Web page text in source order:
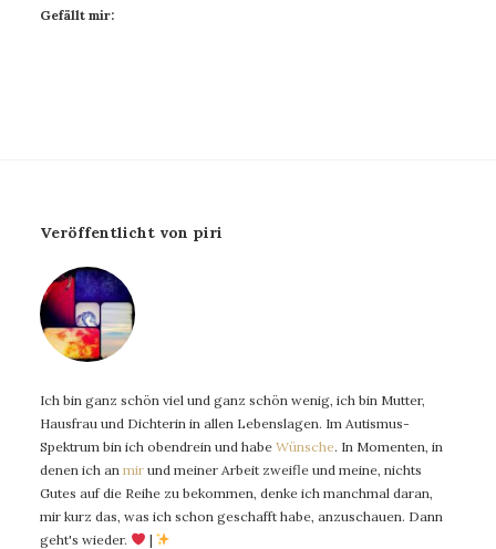
Gefällt mir:
Veröffentlicht von piri
Ich bin ganz schön viel und ganz schön wenig, ich bin Mutter,
Hausfrau und Dichterin in allen Lebenslagen. Im Autismus-
Spektrum bin ich obendrein und habe Wünsche. In Momenten, in
denen ich an mir und meiner Arbeit zweifle und meine, nichts
Gutes auf die Reihe zu bekommen, denke ich manchmal daran,
mir kurz das, was ich schon geschafft habe, anzuschauen. Dann
geht's wieder.
|